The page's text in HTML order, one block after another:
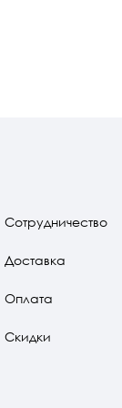
Сотрудничество
Доставка
Оплата
Скидки